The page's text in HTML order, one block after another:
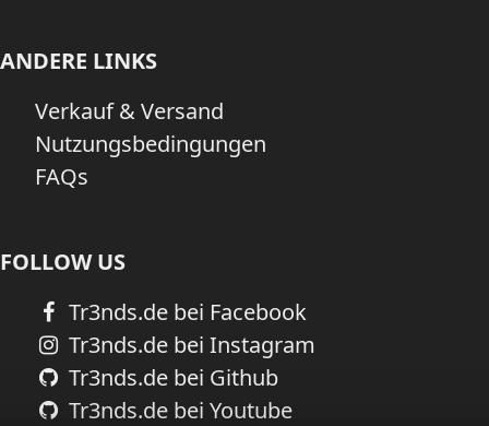
ANDERE LINKS
Verkauf & Versand
Nutzungsbedingungen
FAQs
FOLLOW US
Tr3nds.de bei Facebook
Tr3nds.de bei Instagram
Tr3nds.de bei Github
Tr3nds.de bei Youtube